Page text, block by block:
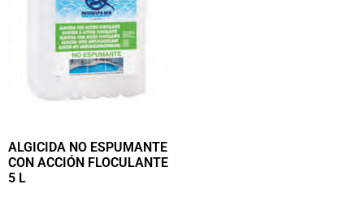
ALGICIDA NO ESPUMANTE
CON ACCIÓN FLOCULANTE
5 L